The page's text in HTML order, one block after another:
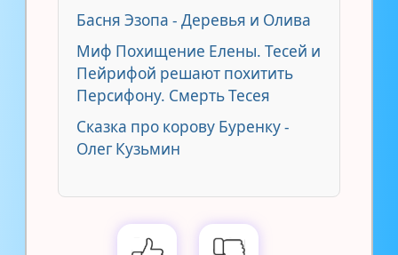
Басня Эзопа - Деревья и Олива
Миф Похищение Елены. Тесей и
Пейрифой решают похитить
Персифону. Смерть Тесея
Сказка про корову Буренку -
Олег Кузьмин